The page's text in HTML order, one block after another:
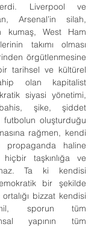
Liverpool ve
Arsenal’in silah,
kumaş, West Ham
takımı olması
örgütlenmesine
tarihsel ve kültürel
olan kapitalist
siyasi yönetimi,
şike, şiddet
futbolun oluşturduğu
rağmen, kendi
propaganda haline
taşkınlığa ve
Ta ki kendisi
bir şekilde
sporun tüm
yapının tüm